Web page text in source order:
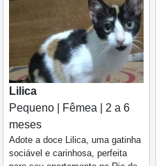
Lilica
Pequeno | Fêmea | 2 a 6
meses
Adote a doce Lilica, uma gatinha
sociável e carinhosa, perfeita